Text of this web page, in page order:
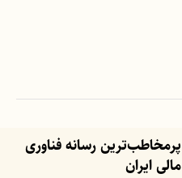
پرمخاطب‌ترین رسانه فناوری
مالی ایران